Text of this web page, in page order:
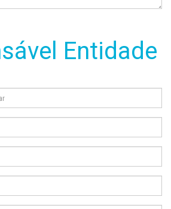
Entidade